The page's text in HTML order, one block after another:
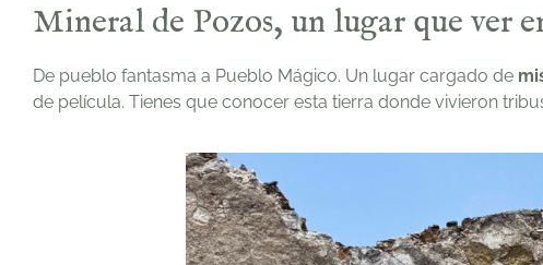
Mineral de Pozos, un lugar que ver
De pueblo fantasma a Pueblo Mágico. Un lugar cargado de
de película. Tienes que conocer esta tierra donde vivieron